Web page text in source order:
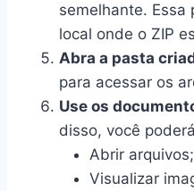
semelhante. Essa
local onde o ZIP
Abra a pasta
para acessar os
Use os
disso, você
Abrir arquivos;
Visualizar